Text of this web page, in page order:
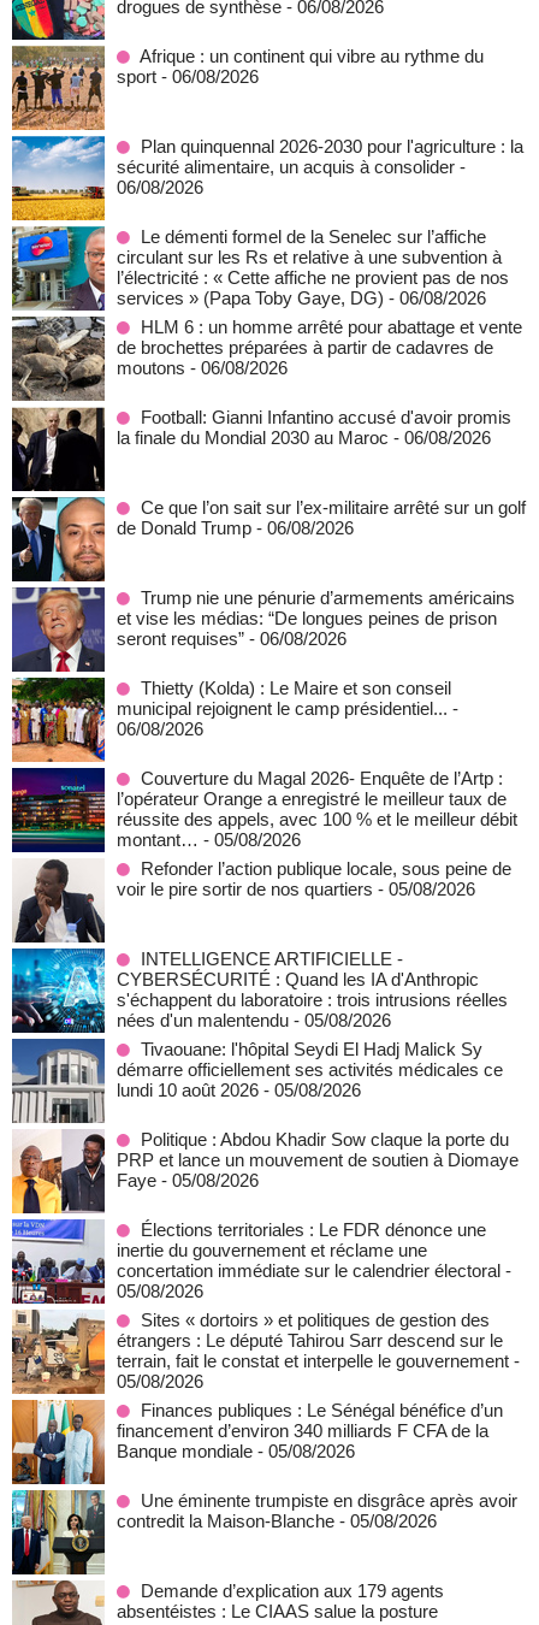
drogues de synthèse - 06/08/2026
Afrique : un continent qui vibre au rythme du
sport - 06/08/2026
Plan quinquennal 2026-2030 pour l'agriculture : la
sécurité alimentaire, un acquis à consolider -
06/08/2026
Le démenti formel de la Senelec sur l’affiche
circulant sur les Rs et relative à une subvention à
l’électricité : « Cette affiche ne provient pas de nos
services » (Papa Toby Gaye, DG) - 06/08/2026
HLM 6 : un homme arrêté pour abattage et vente
de brochettes préparées à partir de cadavres de
moutons - 06/08/2026
Football: Gianni Infantino accusé d'avoir promis
la finale du Mondial 2030 au Maroc - 06/08/2026
Ce que l’on sait sur l’ex-militaire arrêté sur un golf
de Donald Trump - 06/08/2026
Trump nie une pénurie d’armements américains
et vise les médias: “De longues peines de prison
seront requises” - 06/08/2026
‎Thietty (Kolda) : Le Maire et son conseil
municipal rejoignent le camp présidentiel... -
06/08/2026
Couverture du Magal 2026- Enquête de l’Artp :
l’opérateur Orange a enregistré le meilleur taux de
réussite des appels, avec 100 % et le meilleur débit
montant… - 05/08/2026
Refonder l’action publique locale, sous peine de
voir le pire sortir de nos quartiers - 05/08/2026
INTELLIGENCE ARTIFICIELLE -
CYBERSÉCURITÉ : Quand les IA d'Anthropic
s'échappent du laboratoire : trois intrusions réelles
nées d'un malentendu - 05/08/2026
Tivaouane: l'hôpital Seydi El Hadj Malick Sy
démarre officiellement ses activités médicales ce
lundi 10 août 2026 - 05/08/2026
Politique : Abdou Khadir Sow claque la porte du
PRP et lance un mouvement de soutien à Diomaye
Faye - 05/08/2026
Élections territoriales : Le FDR dénonce une
inertie du gouvernement et réclame une
concertation immédiate sur le calendrier électoral -
05/08/2026
Sites « dortoirs » et politiques de gestion des
étrangers : Le député Tahirou Sarr descend sur le
terrain, fait le constat et interpelle le gouvernement -
05/08/2026
Finances publiques : Le Sénégal bénéfice d’un
financement d’environ 340 milliards F CFA de la
Banque mondiale - 05/08/2026
Une éminente trumpiste en disgrâce après avoir
contredit la Maison-Blanche - 05/08/2026
Demande d’explication aux 179 agents
absentéistes : Le CIAAS salue la posture